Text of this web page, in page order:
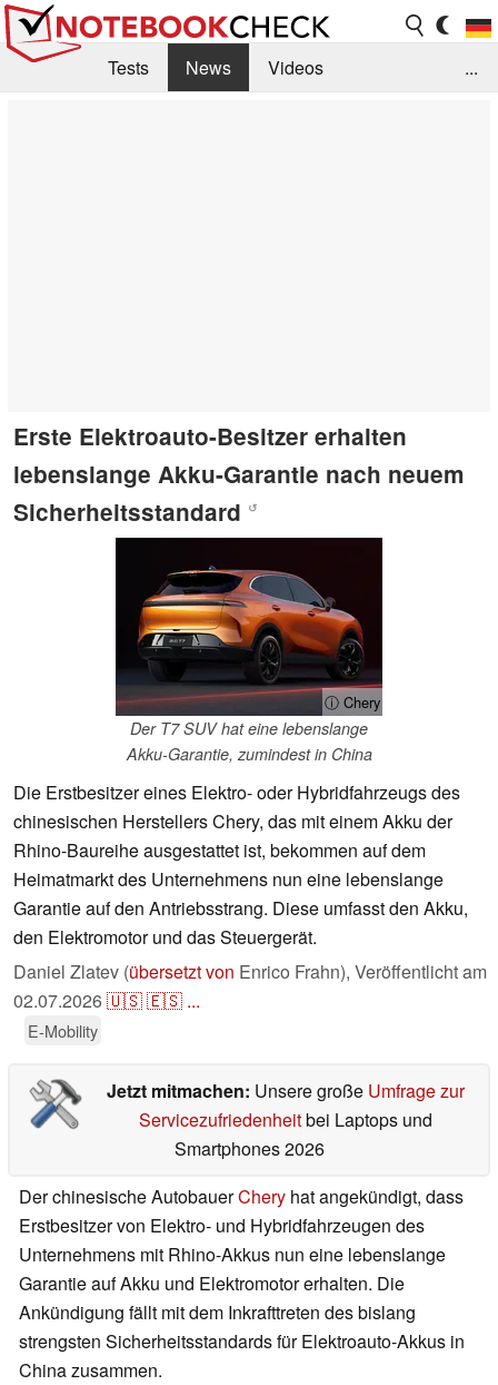
Tests News
Videos
...
Erste Elektroauto-Besitzer erhalten
lebenslange Akku-Garantie nach neuem
Sicherheitsstandard ↺
ⓘ Chery
Der T7 SUV hat eine lebenslange
Akku-Garantie, zumindest in China
Die Erstbesitzer eines Elektro- oder Hybridfahrzeugs des
chinesischen Herstellers Chery, das mit einem Akku der
Rhino-Baureihe ausgestattet ist, bekommen auf dem
Heimatmarkt des Unternehmens nun eine lebenslange
Garantie auf den Antriebsstrang. Diese umfasst den Akku,
den Elektromotor und das Steuergerät.
Daniel Zlatev (übersetzt von Enrico Frahn), Veröffentlicht am
02.07.2026🇺🇸🇪🇸 ...
E-Mobility
Jetzt mitmachen: Unsere große Umfrage zur
Servicezufriedenheitbei Laptops und
Smartphones 2026
Der chinesische AutobauerChery hat angekündigt, dass
Erstbesitzer von Elektro- und Hybridfahrzeugen des
Unternehmens mit Rhino-Akkus nun eine lebenslange
Garantie auf Akku und Elektromotor erhalten. Die
Ankündigung fällt mit dem Inkrafttreten des bislang
strengsten Sicherheitsstandards für Elektroauto-Akkus in
China zusammen.